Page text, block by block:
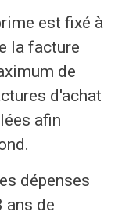
est fixé à
la facture
de
d'achat
afin
dépenses
ans de